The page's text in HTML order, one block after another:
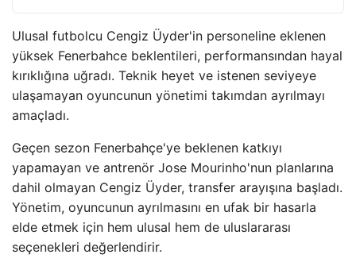
Ulusal futbolcu Cengiz Üyder'in personeline eklenen
yüksek Fenerbahce beklentileri, performansından hayal
kırıklığına uğradı. Teknik heyet ve istenen seviyeye
ulaşamayan oyuncunun yönetimi takımdan ayrılmayı
amaçladı.
Geçen sezon Fenerbahçe'ye beklenen katkıyı
yapamayan ve antrenör Jose Mourinho'nun planlarına
dahil olmayan Cengiz Üyder, transfer arayışına başladı.
Yönetim, oyuncunun ayrılmasını en ufak bir hasarla
elde etmek için hem ulusal hem de uluslararası
seçenekleri değerlendirir.